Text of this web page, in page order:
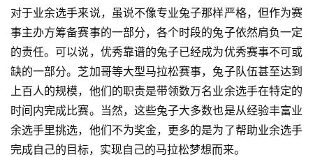
对于业余选手来说，虽说不像专业兔子那样严格，但作为赛
事主办方筹备赛事的一部分，各个时段的兔子依然肩负一定
的责任。可以说，优秀靠谱的兔子已经成为优秀赛事不可或
缺的一部分。芝加哥等大型马拉松赛事，兔子队伍甚至达到
上百人的规模，他们的职责是带领数万名业余选手在特定的
时间内完成比赛。当然，这些兔子大多数也是从经验丰富业
余选手里挑选，他们不为奖金，更多的是为了帮助业余选手
完成自己的目标，实现自己的马拉松梦想而来。